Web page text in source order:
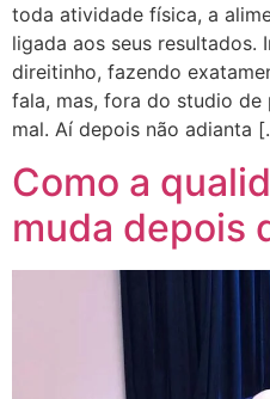
toda atividade física, a
ligada aos seus resultados.
direitinho, fazendo
fala, mas, fora do studio de
mal. Aí depois não adianta
Como a
muda depois